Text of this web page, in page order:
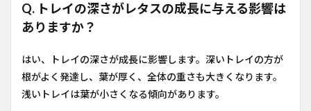
Q. トレイの深さがレタスの成長に与える影響は
ありますか？
はい、トレイの深さが成長に影響します。深いトレイの方が
根がよく発達し、葉が厚く、全体の重さも大きくなります。
浅いトレイは葉が小さくなる傾向があります。